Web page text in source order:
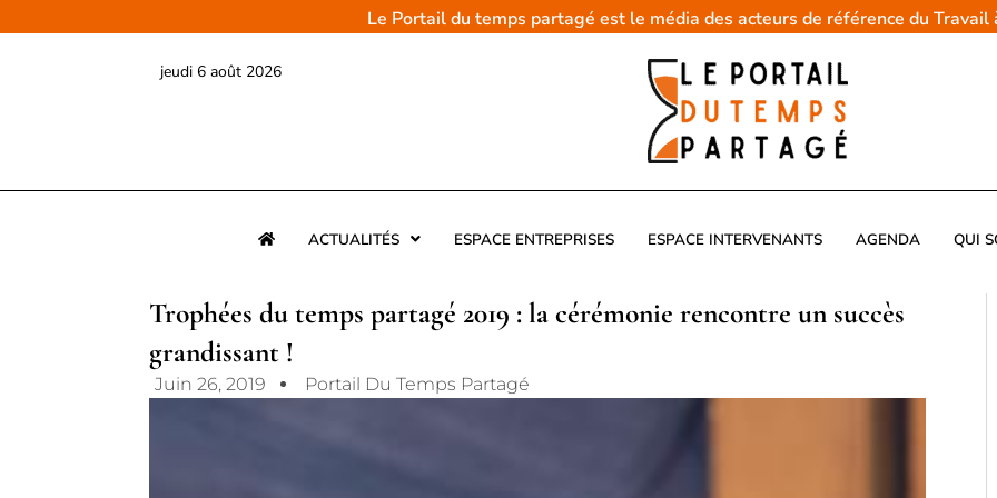
au
Le Portail du temps partagé est le média des acteurs de référence du
jeudi 6 août 2026
ACTUALITÉS ESPACE ENTREPRISES ESPACE INTERVENANTS AGENDA QUI
Trophées du temps partagé 2019 : la cérémonie rencontre un succès
grandissant !
Juin 26, 2019 Portail Du Temps Partagé